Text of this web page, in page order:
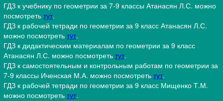
ГДЗ к учебнику по геометрии за 7-9 классы Атанасян Л.С. можно
посмотреть тут.
ГДЗ к рабочей тетради по геометрии за 9 класс Атанасян Л.С.
можно посмотреть тут.
ГДЗ к дидактическим материалам по геометрии за 9 класс
Атанасян Л.С. можно посмотреть тут.
ГДЗ к самостоятельным и контрольным работам по геометрии за
7-9 классы Иченская М.А. можно посмотреть тут.
ГДЗ к рабочей тетради по геометрии за 9 класс Мищенко Т.М.
можно посмотреть тут.